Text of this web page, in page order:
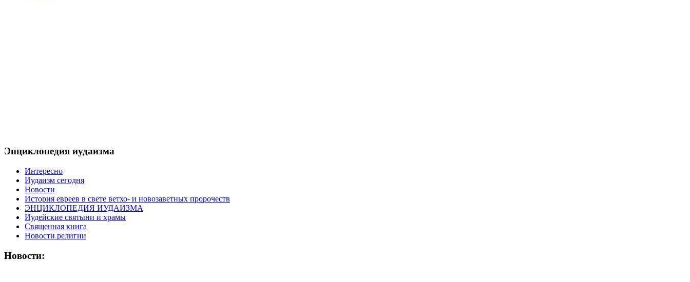
Энциклопедия иудаизма
Интересно
Иудаизм сегодня
Новости
История евреев в свете ветхо- и новозаветных пророчеств
ЭНЦИКЛОПЕДИЯ ИУДАИЗМА
Иудейские святыни и храмы
Священная книга
Новости религии
Новости: